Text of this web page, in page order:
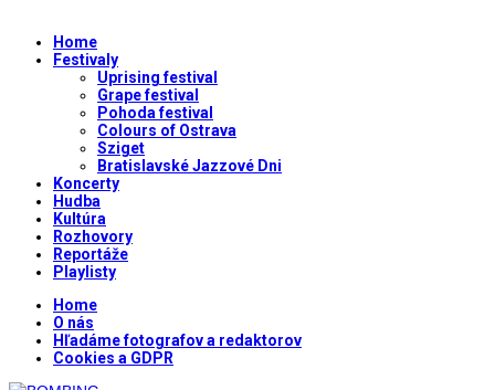
Home
Festivaly
Uprising festival
Grape festival
Pohoda festival
Colours of Ostrava
Sziget
Bratislavské Jazzové Dni
Koncerty
Hudba
Kultúra
Rozhovory
Reportáže
Playlisty
Home
O nás
Hľadáme fotografov a redaktorov
Cookies a GDPR